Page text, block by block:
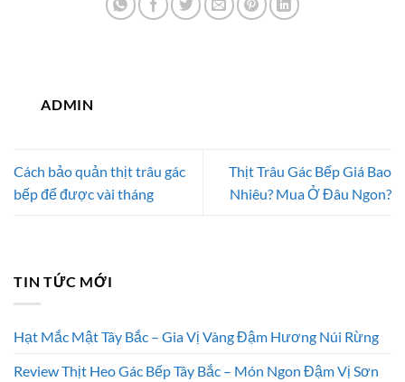
ADMIN
Cách bảo quản thịt trâu gác
bếp để được vài tháng
Thịt Trâu Gác Bếp Giá Bao
Nhiêu? Mua Ở Đâu Ngon?
TIN TỨC MỚI
Hạt Mắc Mật Tây Bắc – Gia Vị Vàng Đậm Hương Núi Rừng
Review Thịt Heo Gác Bếp Tây Bắc – Món Ngon Đậm Vị Sơn